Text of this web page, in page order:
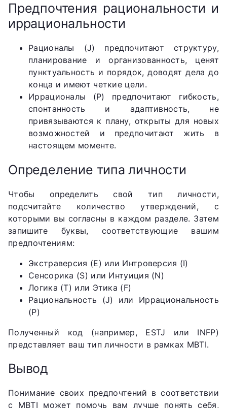
Предпочтения рациональности и
иррациональности
Рационалы (J) предпочитают структуру,
планирование и организованность, ценят
пунктуальность и порядок, доводят дела до
конца и имеют четкие цели.
Иррационалы (P) предпочитают гибкость,
спонтанность и адаптивность, не
привязываются к плану, открыты для новых
возможностей и предпочитают жить в
настоящем моменте.
Определение типа личности
Чтобы определить свой тип личности,
подсчитайте количество утверждений, с
которыми вы согласны в каждом разделе. Затем
запишите буквы, соответствующие вашим
предпочтениям:
Экстраверсия (E) или Интроверсия (I)
Сенсорика (S) или Интуиция (N)
Логика (T) или Этика (F)
Рациональность (J) или Иррациональность
(P)
Полученный код (например, ESTJ или INFP)
представляет ваш тип личности в рамках MBTI.
Вывод
Понимание своих предпочтений в соответствии
с MBTI может помочь вам лучше понять себя,